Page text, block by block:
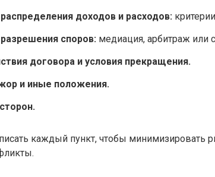
доходов и расходов:
споров: медиация, арбитраж или
договора и условия прекращения.
и иные положения.
каждый пункт, чтобы минимизировать